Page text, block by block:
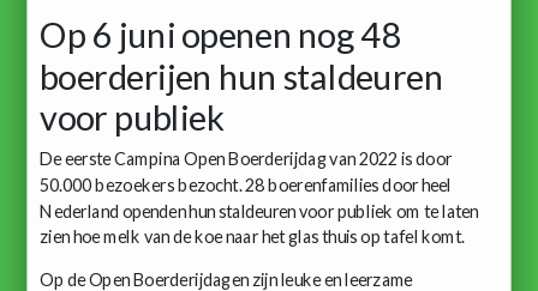
Op 6 juni openen nog 48
boerderijen hun staldeuren
voor publiek
De eerste Campina Open Boerderijdag van 2022 is door
50.000 bezoekers bezocht. 28 boerenfamilies door heel
Nederland openden hun staldeuren voor publiek om te laten
zien hoe melk van de koe naar het glas thuis op tafel komt.
Op de Open Boerderijdagen zijn leuke en leerzame